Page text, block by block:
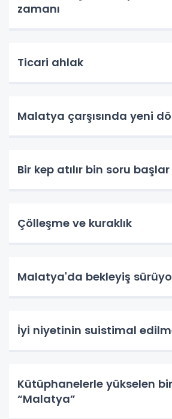
zamanı
Ticari ahlak
Malatya çarşısında yeni
Bir kep atılır bin soru başlar
Çölleşme ve kuraklık
Malatya'da bekleyiş
İyi niyetinin suistimal
Kütüphanelerle yükselen
“Malatya”